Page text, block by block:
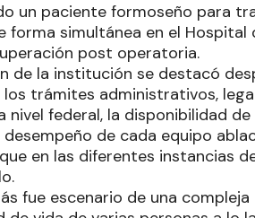
un paciente formoseño para
simultánea en el Hospital
post operatoria.
de la institución se destacó
trámites administrativos,
nivel federal, la disponibilidad
de cada equipo
en las diferentes instancias
fue escenario de una